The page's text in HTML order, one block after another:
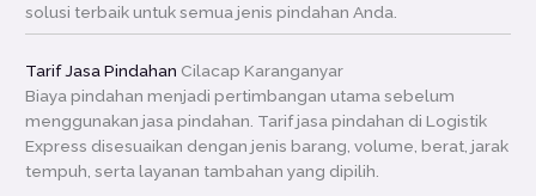
solusi terbaik untuk semua jenis pindahan Anda.
Tarif Jasa Pindahan Cilacap Karanganyar
Biaya pindahan menjadi pertimbangan utama sebelum
menggunakan jasa pindahan. Tarif jasa pindahan di Logistik
Express disesuaikan dengan jenis barang, volume, berat, jarak
tempuh, serta layanan tambahan yang dipilih.